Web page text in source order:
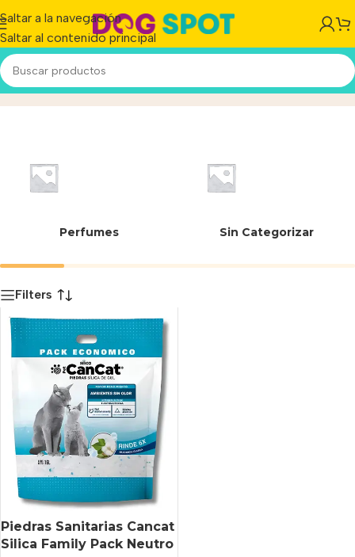
Saltar a la navegación
Saltar al contenido principal
07420Inicio/Producto
Perfumes Sin Categorizar
Filters
Piedras Sanitarias Cancat
Silica Family Pack Neutro